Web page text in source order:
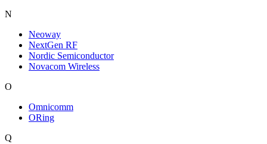
N
Neoway
NextGen RF
Nordic Semiconductor
Novacom Wireless
O
Omnicomm
ORing
Q